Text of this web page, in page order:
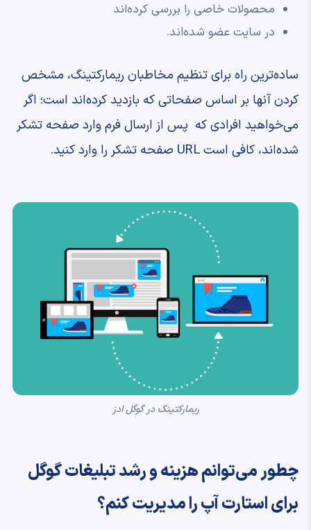
محصولات خاصی را بررسی ‌کرده‌اند
در سایت عضو شده‌اند.
ساده‌ترین راه برای تنظیم مخاطبان ریمارکتینگ، مشخص
کردن آنها بر اساس صفحاتی که بازدید کرده‌اند است؛ اگر
می‌خواهید افرادی که پس از ارسال فرم وارد صفحه تشکر
شده‌اند، کافی است URL صفحه تشکر را وارد کنید.
ریمارکتینگ در گوگل ادز
چطور می‌توانم هزینه و رشد تبلیغات گوگل
برای استارت آپ را مدیریت کنم؟